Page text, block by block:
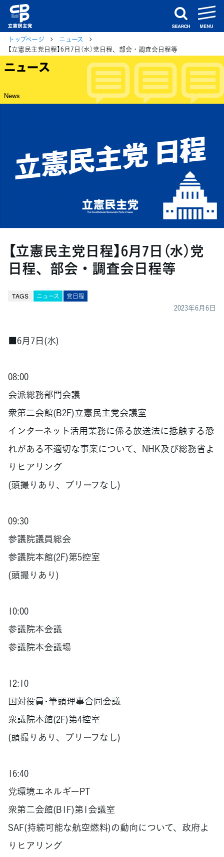
search
トップページ
ニュース
【立憲民主党日程】6月7日（水）党日程、部会・調査会日程等
ニュース
News
【立憲民主党日程】6月7日（水）党
日程、部会・調査会日程等
TAGS ニュース 党日程
2023年6月6日
■6月7日(水)
08:00
会派総務部門会議
衆第二会館(B2F)立憲民主党会議室
インターネット活用業務に係る放送法に抵触する恐
れがある不適切な事案について、NHK及び総務省よ
りヒアリング
(頭撮りあり、ブリーフなし)
09:30
参議院議員総会
参議院本館(2F)第5控室
(頭撮りあり)
10:00
参議院本会議
参議院本会議場
12:10
国対役員･筆頭理事合同会議
衆議院本館(2F)第4控室
(頭撮りあり、ブリーフなし)
16:40
党環境エネルギーPT
衆第二会館(B1F)第1会議室
SAF(持続可能な航空燃料)の動向について、政府よ
りヒアリング